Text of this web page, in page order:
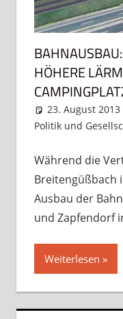
HÖHERE
23. August 2013
Politik und
Während die
Breitengüßbach
Ausbau der
und Zapfendorf
Weiterlesen